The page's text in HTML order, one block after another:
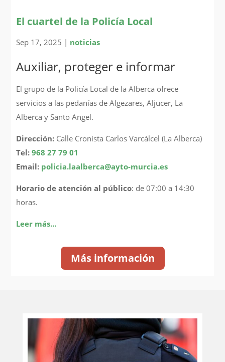
El cuartel de la Policía Local
Sep 17, 2025 | noticias
Auxiliar, proteger e informar
El grupo de la Policía Local de la Alberca ofrece
servicios a las pedanías de Algezares, Aljucer, La
Alberca y Santo Angel.
Dirección: Calle Cronista Carlos Varcálcel (La Alberca)
Tel: 968 27 79 01
Email: policia.laalberca@ayto-murcia.es
Horario de atención al público: de 07:00 a 14:30
horas.
Leer más…
Más información